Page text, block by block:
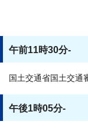
午前11時30分-
国土交通省国土交通
午後1時05分-